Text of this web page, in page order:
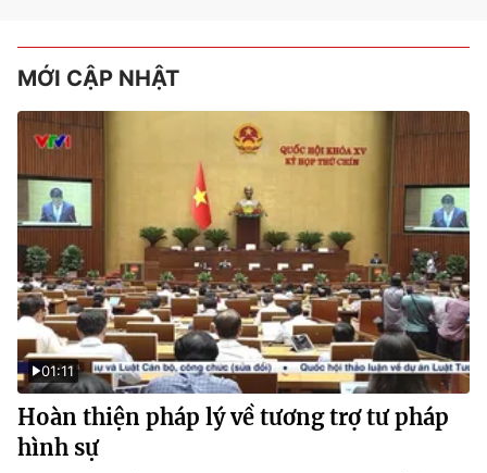
MỚI CẬP NHẬT
01:11
Hoàn thiện pháp lý về tương trợ tư pháp
hình sự